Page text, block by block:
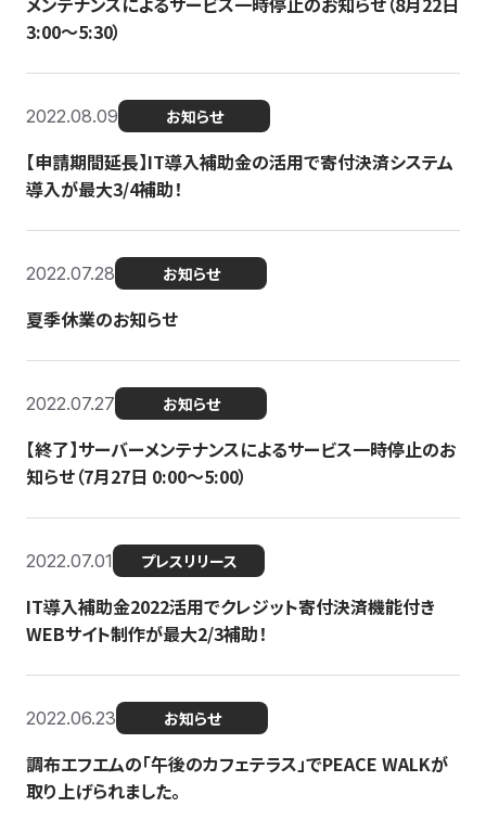
3:00〜5:30）
2022.08.09 お知らせ
【申請期間延長】IT導入補助金の活用で寄付決済システム
導入が最大3/4補助！
2022.07.28 お知らせ
夏季休業のお知らせ
2022.07.27 お知らせ
【終了】サーバーメンテナンスによるサービス一時停止のお
知らせ（7月27日 0:00〜5:00）
2022.07.01 プレスリリース
IT導入補助金2022活用でクレジット寄付決済機能付き
WEBサイト制作が最大2/3補助！
2022.06.23 お知らせ
調布エフエムの「午後のカフェテラス」でPEACE WALKが
取り上げられました。